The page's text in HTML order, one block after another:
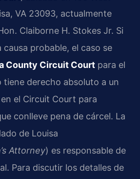
VA 23093, actualmente
Claiborne H. Stokes Jr. Si
causa probable, el caso se
County Circuit Court para el
tiene derecho absoluto a un
el Circuit Court para
conlleve pena de cárcel. La
de Louisa
Attorney) es responsable de
Para discutir los detalles de